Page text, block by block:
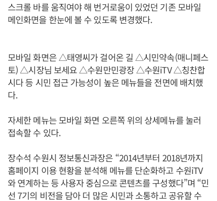
스크롤 바를 움직여야 해 번거로움이 있었던 기존 모바일
메인화면을 한눈에 볼 수 있도록 변경했다.
모바일 화면은 △태영씨가 걸어온 길 △시민약속(매니페스
토) △시장님 보세요 △수원만민광장 △수원iTV △칭찬합
시다 등 시민 접근 가능성이 높은 메뉴들을 전면에 배치했
다.
자세한 메뉴는 모바일 화면 오른쪽 위의 상세메뉴를 눌러
접속할 수 있다.
장수석 수원시 정보통신과장은 “2014년부터 2018년까지
홈페이지 이용 현황을 분석해 메뉴를 단순화하고 수원iTV
와 연계하는 등 사용자 중심으로 콘텐츠를 구성했다”며 “민
선 7기의 비전을 담아 더 많은 시민과 소통하고 공유할 수